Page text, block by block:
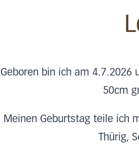
Geboren bin ich am 4.7.2026
50cm
Meinen Geburtstag teile ich
Thürig,